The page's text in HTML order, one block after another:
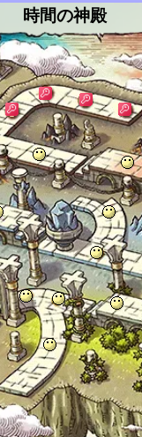
時間の神殿